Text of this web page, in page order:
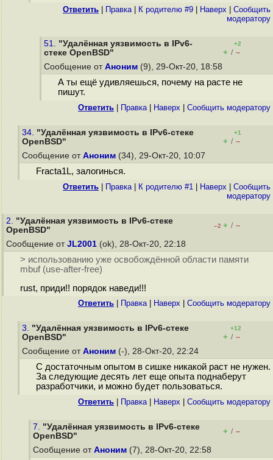
Ответить Правка| К родителю #9 Наверх
Cообщить
модератору
51. "Удалённая уязвимость в IPv6-
стеке OpenBSD"
+2
+ / –
Сообщение от Аноним (9), 29-Окт-20, 18:58
А ты ещё удивляешься, почему на расте не
пишут.
Ответить Правка| Наверх Cообщить модератору
34. "Удалённая уязвимость в IPv6-стеке
OpenBSD"
+1
+ / –
Сообщение от Аноним (34), 29-Окт-20, 10:07
Fracta1L, залогинься.
Ответить Правка| К родителю #1 Наверх
Cообщить
модератору
2. "Удалённая уязвимость в IPv6-стеке
OpenBSD"
–2 + / –
Сообщение от JL2001 (ok), 28-Окт-20, 22:18
> использованию уже освобождённой области памяти
mbuf (use-after-free)
rust, приди!! порядок наведи!!!
Ответить Правка| Наверх Cообщить модератору
3. "Удалённая уязвимость в IPv6-стеке
OpenBSD"
+12
+ / –
Сообщение от Аноним (-), 28-Окт-20, 22:24
С достаточным опытом в сишке никакой раст не нужен.
За следующие десять лет еще опыта поднаберут
разработчики, и можно будет пользоваться.
Ответить Правка| Наверх Cообщить модератору
7. "Удалённая уязвимость в IPv6-стеке
OpenBSD"
+ / –
Сообщение от Аноним (7), 28-Окт-20, 22:58